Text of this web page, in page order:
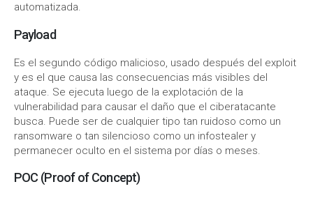
automatizada.
Payload
Es el segundo código malicioso, usado después del exploit
y es el que causa las consecuencias más visibles del
ataque. Se ejecuta luego de la explotación de la
vulnerabilidad para causar el daño que el ciberatacante
busca. Puede ser de cualquier tipo tan ruidoso como un
ransomware o tan silencioso como un infostealer y
permanecer oculto en el sistema por días o meses.
POC (Proof of Concept)